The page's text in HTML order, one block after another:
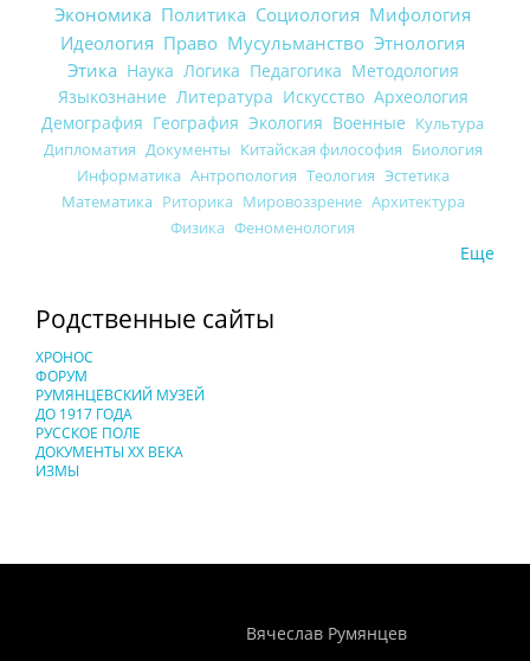
Экономика Политика Социология Мифология
Идеология Право Мусульманство Этнология
Этика Наука Логика Педагогика Методология
Языкознание Литература Искусство Археология
Демография География Экология Военные Культура
Дипломатия Документы Китайская философия Биология
Информатика Антропология Теология Эстетика
Математика Риторика Мировоззрение Архитектура
Физика Феноменология
Еще
Родственные сайты
ХРОНОС
ФОРУМ
РУМЯНЦЕВСКИЙ МУЗЕЙ
ДО 1917 ГОДА
РУССКОЕ ПОЛЕ
ДОКУМЕНТЫ XX ВЕКА
ИЗМЫ
Вячеслав Румянцев